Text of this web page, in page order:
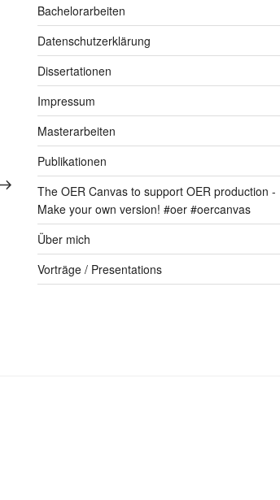
Nächster
Bachelorarbeiten
Datenschutzerklärung
Dissertationen
Impressum
Masterarbeiten
Publikationen
The OER Canvas to support OER production -
Make your own version! #oer #oercanvas
Über mich
Vorträge / Presentations